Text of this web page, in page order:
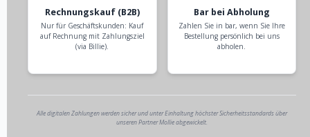
Rechnungskauf (B2B)
Nur für Geschäftskunden: Kauf
auf Rechnung mit Zahlungsziel
(via Billie).
Bar bei Abholung
Zahlen Sie in bar, wenn Sie Ihre
Bestellung persönlich bei uns
abholen.
Alle digitalen Zahlungen werden sicher und unter Einhaltung höchster Sicherheitsstandards über
unseren Partner Mollie abgewickelt.